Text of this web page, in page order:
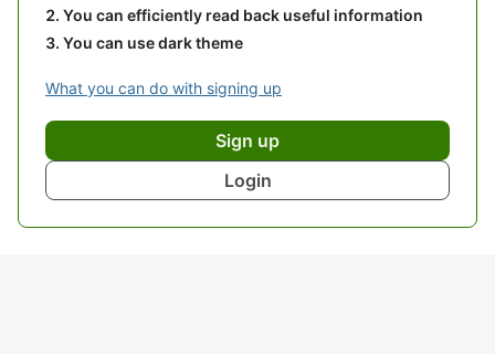
You can efficiently read back useful information
You can use dark theme
What you can do with signing up
Sign up
Login